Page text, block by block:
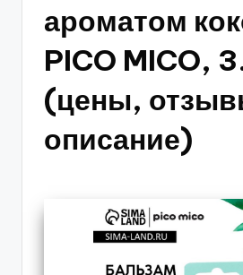
ароматом
PICO MICO,
(цены,
описание)